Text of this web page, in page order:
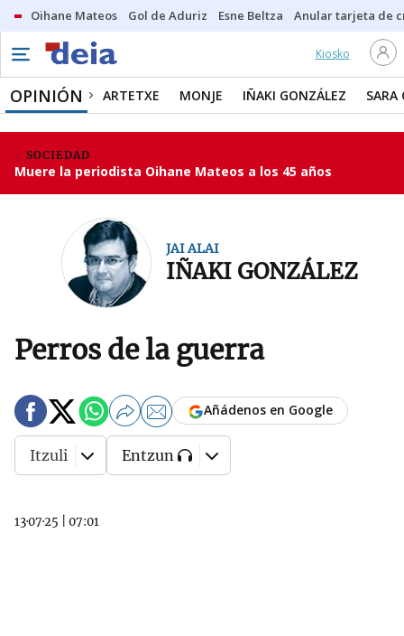
Oihane Mateos Gol de Aduriz Esne Beltza Anular tarjeta de
Kiosko
OPINIÓN ARTETXE MONJE IÑAKI GONZÁLEZ SARA
SOCIEDAD
Muere la periodista Oihane Mateos a los 45 años
JAI ALAI
IÑAKI GONZÁLEZ
Perros de la guerra
13·07·25 07:01
Añádenos en Google
Itzuli Entzun